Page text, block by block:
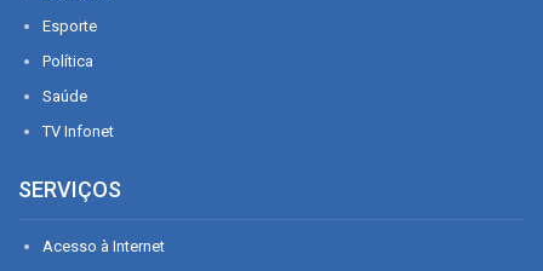
Esporte
Política
Saúde
TV Infonet
SERVIÇOS
Acesso à Internet